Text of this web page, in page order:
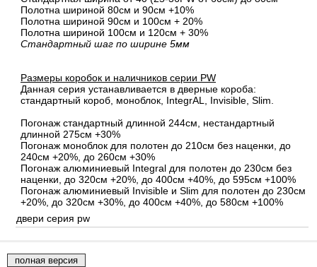
Полотна шириной 80cм и 90cм +10%
Полотна шириной 90см и 100см + 20%
Полотна шириной 100см и 120см + 30%
Стандартный шаг по ширине 5мм
Размеры коробок и наличников серии PW
Данная серия устанавливается в дверные короба:
стандартный короб, моноблок, IntegrAL, Invisible, Slim.
Погонаж стандартный длинной 244см, нестандартный
длинной 275см +30%
Погонаж моноблок для полотен до 210см без наценки, до
240см +20%, до 260см +30%
Погонаж алюминиевый Integral для полотен до 230см без
наценки, до 320см +20%, до 400см +40%, до 595см +100%
Погонаж алюминиевый Invisible и Slim для полотен до 230см
+20%, до 320см +30%, до 400см +40%, до 580см +100%
двери серия pw